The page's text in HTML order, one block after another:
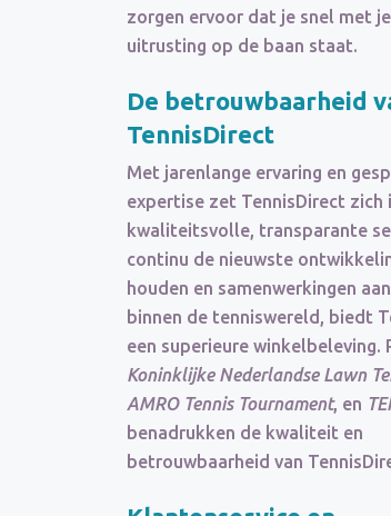
zorgen ervoor dat je snel met
uitrusting op de baan staat.
De betrouwbaarheid
TennisDirect
Met jarenlange ervaring en
expertise zet TennisDirect zich
kwaliteitsvolle, transparante
continu de nieuwste
houden en samenwerkingen
binnen de tenniswereld, biedt
een superieure winkelbeleving.
Koninklijke Nederlandse Lawn
AMRO Tennis Tournament, en
benadrukken de kwaliteit en
betrouwbaarheid van